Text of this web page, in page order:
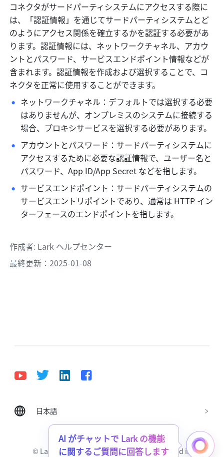
コネクタがサードパーティシステムにアクセスする際に
は、「認証情報」を通じてサードパーティシステムとど
のようにアクセス関係を確立するかを認証する必要があ
ります。認証情報には、ネットワークチャネル、アカウ
ントとパスワード、サービスエンドポイント情報などが
含まれます。認証情報を作成および選択することで、コ
ネクタを正常に使用することができます。
ネットワークチャネル：デフォルトでは選択する必要
はありませんが、オンプレミスのシステムに接続する
場合、プロキシサービスを選択する必要があります。
アカウントとパスワード：サードパーティシステムに
アクセスするために必要な認証情報で、ユーザー名と
パスワード、App ID/App Secret などを指します。
サービスエンドポイント：サードパーティシステムの
サービスエントリポイントであり、通常は HTTP イン
ターフェースのエンドポイントを指します。
作成者: Lark ヘルプセンター
最終更新：2025-01-08
日本語
Bahasa Indonesia Deutsch English
Español
Italiano
Português (Brasil)
Tiếng Việt
ไทย 한국어 日本語 中文
© Lark Technologies Pte. Ltd. Headquartered in
AI がチャットで Lark の機能
に関するご質問に回答します